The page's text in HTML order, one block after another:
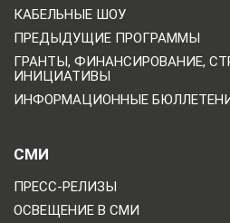
КАБЕЛЬНЫЕ ШОУ
ПРЕДЫДУЩИЕ ПРОГРАММЫ
ГРАНТЫ, ФИНАНСИРОВАНИЕ,
ИНИЦИАТИВЫ
ИНФОРМАЦИОННЫЕ
СМИ
ПРЕСС-РЕЛИЗЫ
ОСВЕЩЕНИЕ В СМИ